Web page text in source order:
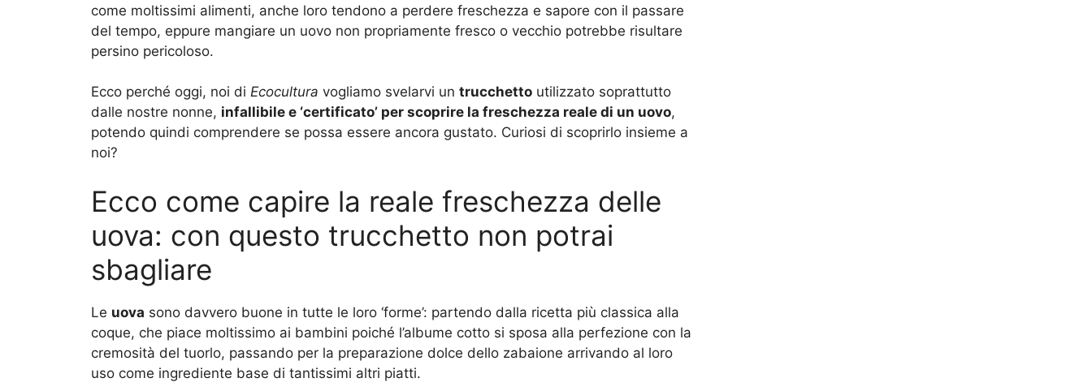
come moltissimi alimenti, anche loro tendono a perdere freschezza e sapore con il passare
del tempo, eppure mangiare un uovo non propriamente fresco o vecchio potrebbe risultare
persino pericoloso.
Ecco perché oggi, noi di Ecocultura vogliamo svelarvi un trucchetto utilizzato soprattutto
dalle nostre nonne, infallibile e ‘certificato’ per scoprire la freschezza reale di un uovo,
potendo quindi comprendere se possa essere ancora gustato. Curiosi di scoprirlo insieme a
noi?
Ecco come capire la reale freschezza delle
uova: con questo trucchetto non potrai
sbagliare
Le uova sono davvero buone in tutte le loro ‘forme’: partendo dalla ricetta più classica alla
coque, che piace moltissimo ai bambini poiché l’albume cotto si sposa alla perfezione con la
cremosità del tuorlo, passando per la preparazione dolce dello zabaione arrivando al loro
uso come ingrediente base di tantissimi altri piatti.